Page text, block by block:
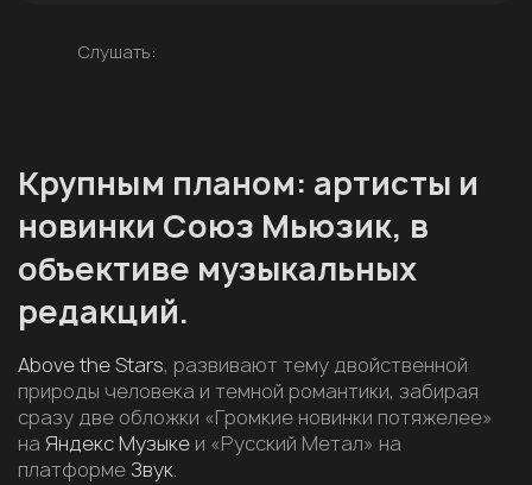
Слушать:
Крупным планом: артисты и
новинки Союз Мьюзик, в
объективе музыкальных
редакций.
Above the Stars, развивают тему двойственной
природы человека и темной романтики, забирая
сразу две обложки «Громкие новинки потяжелее»
на Яндекс Музыке и «Русский Метал» на
платформе Звук.